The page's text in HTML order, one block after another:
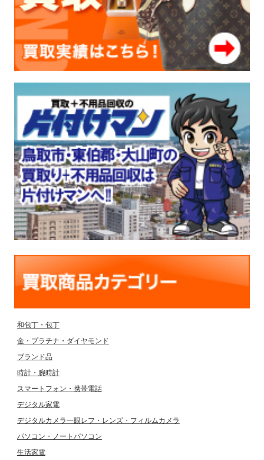
和包丁・包丁
金・プラチナ・ダイヤモンド
ブランド品
時計・腕時計
スマートフォン・携帯電話
デジタル家電
デジタルカメラ一眼レフ・レンズ・フィルムカメラ
パソコン・ノートパソコン
生活家電